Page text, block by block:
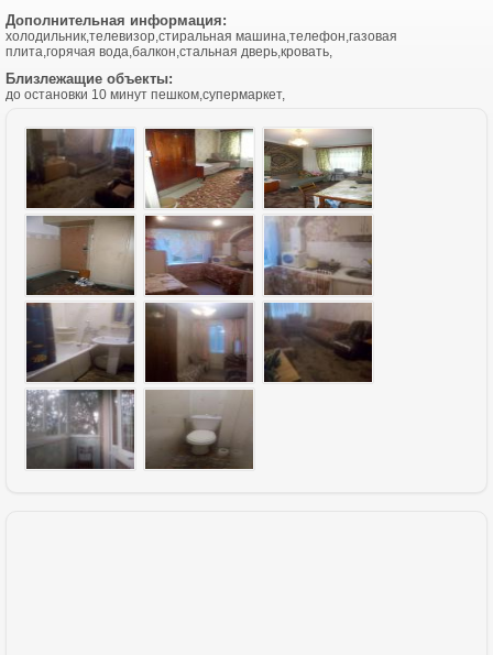
Дополнительная информация:
холодильник,телевизор,стиральная машина,телефон,газовая
плита,горячая вода,балкон,стальная дверь,кровать,
Близлежащие объекты:
до остановки 10 минут пешком,супермаркет,